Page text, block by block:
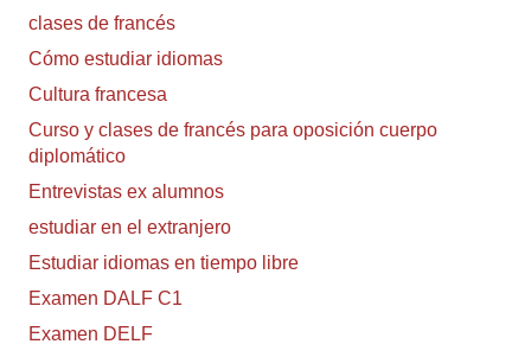
clases de francés
Cómo estudiar idiomas
Cultura francesa
Curso y clases de francés para oposición cuerpo
diplomático
Entrevistas ex alumnos
estudiar en el extranjero
Estudiar idiomas en tiempo libre
Examen DALF C1
Examen DELF